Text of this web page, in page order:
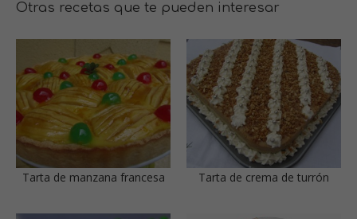
Otras recetas que te pueden interesar
Tarta de manzana francesa Tarta de crema de turrón